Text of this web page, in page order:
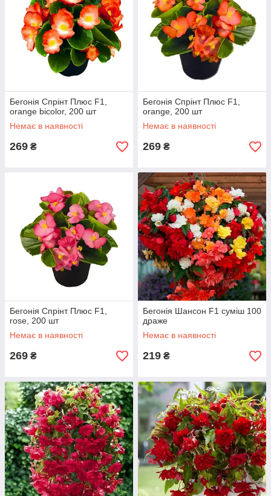
Бегонія Спрінт Плюс F1,
orange bicolor, 200 шт
Немає в наявності
269 ₴
Бегонія Спрінт Плюс F1,
orange, 200 шт
Немає в наявності
269 ₴
Бегонія Спрінт Плюс F1,
rose, 200 шт
Немає в наявності
269 ₴
Бегонія Шансон F1 суміш 100
драже
Немає в наявності
219 ₴